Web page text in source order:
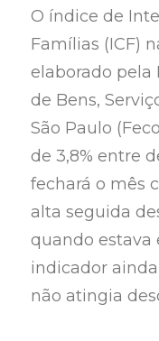
O índice de
Famílias (ICF)
elaborado pela
de Bens,
São Paulo
de 3,8% entre
fechará o mês
alta seguida
quando estava
indicador
não atingia